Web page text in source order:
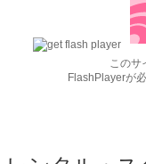
この
FlashPlayerが